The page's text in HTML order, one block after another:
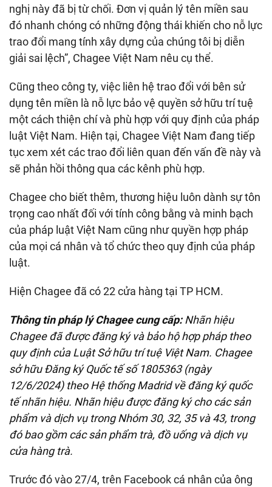
nghị này đã bị từ chối. Đơn vị quản lý tên miền sau
đó nhanh chóng có những động thái khiến cho nỗ lực
trao đổi mang tính xây dựng của chúng tôi bị diễn
giải sai lệch”, Chagee Việt Nam nêu cụ thể.
Cũng theo công ty, việc liên hệ trao đổi với bên sử
dụng tên miền là nỗ lực bảo vệ quyền sở hữu trí tuệ
một cách thiện chí và phù hợp với quy định của pháp
luật Việt Nam. Hiện tại, Chagee Việt Nam đang tiếp
tục xem xét các trao đổi liên quan đến vấn đề này và
sẽ phản hồi thông qua các kênh phù hợp.
Chagee cho biết thêm, thương hiệu luôn dành sự tôn
trọng cao nhất đối với tính công bằng và minh bạch
của pháp luật Việt Nam cũng như quyền hợp pháp
của mọi cá nhân và tổ chức theo quy định của pháp
luật.
Hiện Chagee đã có 22 cửa hàng tại TP HCM.
Thông tin pháp lý Chagee cung cấp:Nhãn hiệu
Chagee đã được đăng ký và bảo hộ hợp pháp theo
quy định của Luật Sở hữu trí tuệ Việt Nam. Chagee
sở hữu Đăng ký Quốc tế số 1805363 (ngày
12/6/2024) theo Hệ thống Madrid về đăng ký quốc
tế nhãn hiệu. Nhãn hiệu được đăng ký cho các sản
phẩm và dịch vụ trong Nhóm 30, 32, 35 và 43, trong
đó bao gồm các sản phẩm trà, đồ uống và dịch vụ
cửa hàng trà.
Trước đó vào 27/4, trên Facebook cá nhân của ông